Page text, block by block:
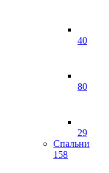
40
80
29
Спальни
158